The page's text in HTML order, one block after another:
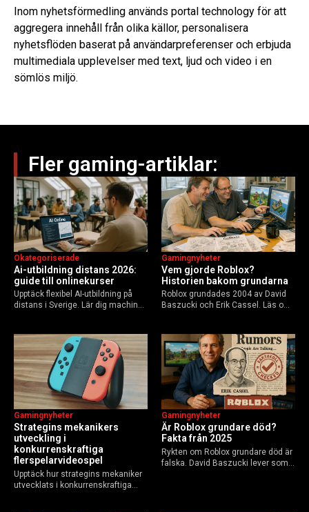
Inom nyhetsförmedling används portal technology för att
aggregera innehåll från olika källor, personalisera
nyhetsflöden baserat på användarpreferenser och erbjuda
multimediala upplevelser med text, ljud och video i en
sömlös miljö.
Fler gaming-artiklar:
Ai-utbildning distans 2026:
guide till onlinekurser
Okategoriserade
Upptäck flexibel AI-utbildning på
distans i Sverige. Lär dig machine
Guide för nybörjare och
yrkesverksamma som vill bygga…
Vem gjorde Roblox?
Historien bakom grundarna
Gamingnyheter
Roblox grundades 2004 av David
Baszucki och Erik Cassel. Läs om
användare 2025, och vad som
händer inför 2026.
Strategins mekanikers
utveckling i
konkurrenskraftiga
flerspelarvideospel
Gamingnyheter
Upptäck hur strategins mekaniker
utvecklats i konkurrenskraftiga
Är Roblox grundare död?
Fakta från 2025
Gamingnyheter
Rykten om Roblox grundare död är
falska. David Baszucki lever som